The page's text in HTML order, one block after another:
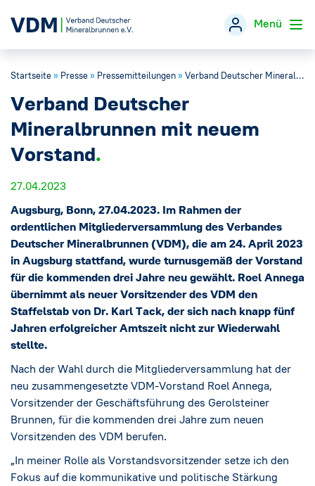
Menü
Verband →
Themen
Öffentlichkeitsarbeit
Presse →
Mineralwasser-Fakten →
Social Media →
Cookie-Einstellungen
Datenschutzerklärung
Startseite» Presse» Pressemitteilungen» Verband Deutscher Mineralbrunnen mit neuem Vorstand
Verband Deutscher
Mineralbrunnen mit neuem
Vorstand
27.04.2023
Augsburg, Bonn, 27.04.2023. Im Rahmen der
ordentlichen Mitgliederversammlung des Verbandes
Deutscher Mineralbrunnen (VDM), die am 24. April 2023
in Augsburg stattfand, wurde turnusgemäß der Vorstand
für die kommenden drei Jahre neu gewählt. Roel Annega
übernimmt als neuer Vorsitzender des VDM den
Staffelstab von Dr. Karl Tack, der sich nach knapp fünf
Jahren erfolgreicher Amtszeit nicht zur Wiederwahl
stellte.
Nach der Wahl durch die Mitgliederversammlung hat der
neu zusammengesetzte VDM-Vorstand Roel Annega,
Vorsitzender der Geschäftsführung des Gerolsteiner
Brunnen, für die kommenden drei Jahre zum neuen
Vorsitzenden des VDM berufen.
„In meiner Rolle als Vorstandsvorsitzender setze ich den
Fokus auf die kommunikative und politische Stärkung